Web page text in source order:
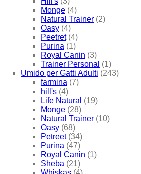
Monge (4)
Natural Trainer (2)
Oasy (4)
Peetret (4)
Purina (1)
Royal Canin (3)
Trainer Personal (1)
Umido per Gatti Adulti (243)
farmina (7)
hill's (4)
Life Natural (19)
Monge (28)
Natural Trainer (10)
Oasy (68)
Petreet (34)
Purina (47)
Royal Canin (1)
Sheba (21)